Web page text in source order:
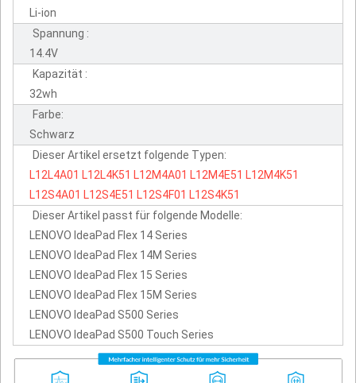
Li-ion
Spannung :
14.4V
Kapazität :
32wh
Farbe:
Schwarz
Dieser Artikel ersetzt folgende Typen:
L12L4A01 L12L4K51 L12M4A01 L12M4E51 L12M4K51
L12S4A01 L12S4E51 L12S4F01 L12S4K51
Dieser Artikel passt für folgende Modelle:
LENOVO IdeaPad Flex 14 Series
LENOVO IdeaPad Flex 14M Series
LENOVO IdeaPad Flex 15 Series
LENOVO IdeaPad Flex 15M Series
LENOVO IdeaPad S500 Series
LENOVO IdeaPad S500 Touch Series